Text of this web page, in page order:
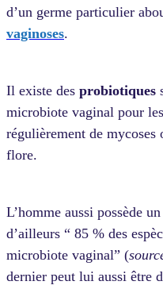
d’un germe particulier
vaginoses.
Il existe des probiotiques
microbiote vaginal pour
régulièrement de
flore.
L’homme aussi possède un
d’ailleurs “ 85 % des
microbiote vaginal” (
dernier peut lui aussi être